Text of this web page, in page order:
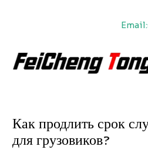
Как продлить срок
для грузовиков?